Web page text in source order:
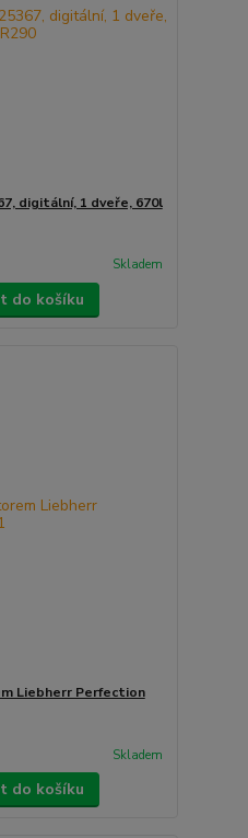
digitální, 1 dveře, 670l
Skladem
do košíku
Liebherr Perfection
Skladem
do košíku